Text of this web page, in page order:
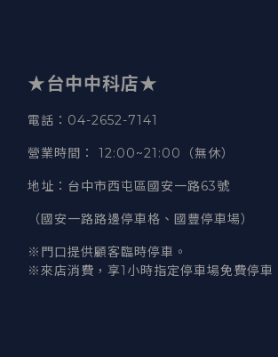
★台中中科店★
電話 ：04-2652-7141
營業時間 ： 12:00~21:00（無休）
地址 ：台中市西屯區國安一路63號
（國安一路路邊停車格、國豐停車場）
※門口提供顧客臨時停車。
※來店消費，享1小時指定停車場免費停車